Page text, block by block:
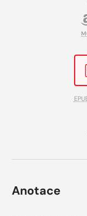
Anotace